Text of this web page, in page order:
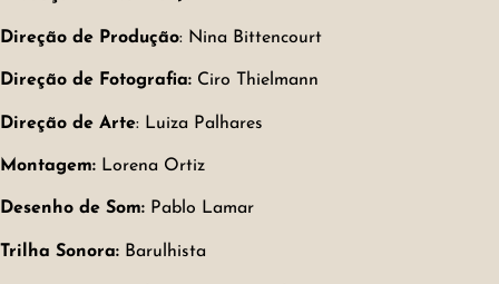
Direção de Produção: Nina Bittencourt
Direção de Fotografia: Ciro Thielmann
Direção de Arte: Luiza Palhares
Montagem: Lorena Ortiz
Desenho de Som: Pablo Lamar
Trilha Sonora: Barulhista